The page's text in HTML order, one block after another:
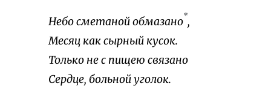
Небо сметаной обмазано*,
Месяц как сырный кусок.
Только не с пищею связано
Сердце, больной уголок.